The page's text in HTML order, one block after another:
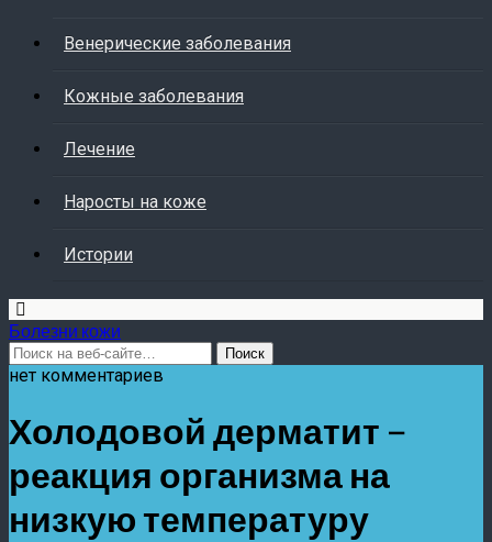
Венерические заболевания
Кожные заболевания
Лечение
Наросты на коже
Истории
Болезни кожи
нет комментариев
Холодовой дерматит –
реакция организма на
низкую температуру